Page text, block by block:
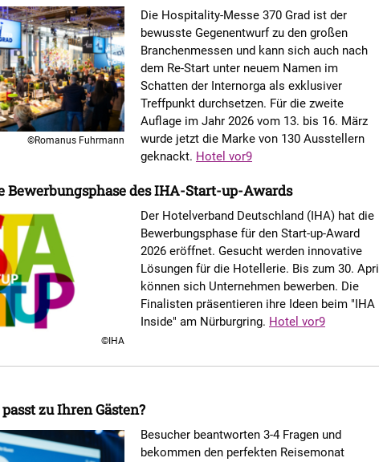
©Romanus Fuhrmann
Die Hospitality-Messe 370 Grad ist der
bewusste Gegenentwurf zu den großen
Branchenmessen und kann sich auch nach
dem Re-Start unter neuem Namen im
Schatten der Internorga als exklusiver
Treffpunkt durchsetzen. Für die zweite
Auflage im Jahr 2026 vom 13. bis 16. März
wurde jetzt die Marke von 130 Ausstellern
geknackt. Hotel vor9
Bewerbungsphase des IHA-Start-up-Awards
©IHA
Der Hotelverband Deutschland (IHA) hat die
Bewerbungsphase für den Start-up-Award
2026 eröffnet. Gesucht werden innovative
Lösungen für die Hotellerie. Bis zum 30. April
können sich Unternehmen bewerben. Die
Finalisten präsentieren ihre Ideen beim "IHA
Inside" am Nürburgring. Hotel vor9
zu Ihren Gästen?
Besucher beantworten 3-4 Fragen und
bekommen den perfekten Reisemonat